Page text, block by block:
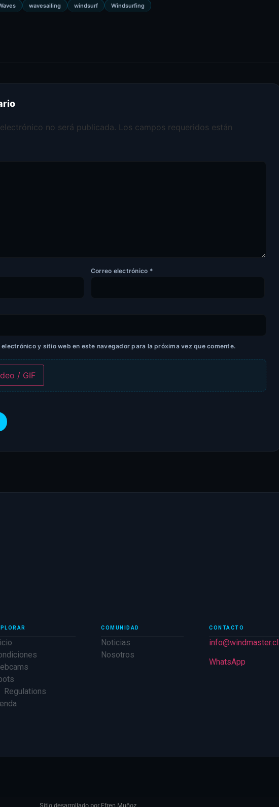
wavesailing windsurf Windsurfing
no será publicada. Los campos requeridos están
Correo electrónico *
y sitio web en este navegador para la próxima vez que comente.
/ GIF
Regulations
COMUNIDAD
Noticias
Nosotros
CONTACTO
info@windmaster.cl
WhatsApp
Sitio desarrollado por Efren Muñoz